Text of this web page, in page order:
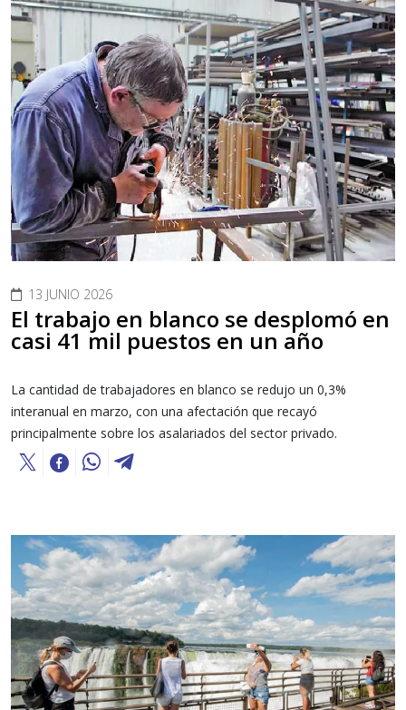
13 JUNIO 2026
El trabajo en blanco se desplomó en
casi 41 mil puestos en un año
La cantidad de trabajadores en blanco se redujo un 0,3%
interanual en marzo, con una afectación que recayó
principalmente sobre los asalariados del sector privado.